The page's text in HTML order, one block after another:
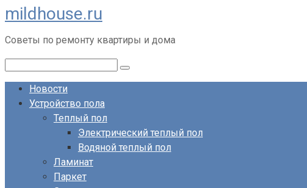
Перейти
к
контенту
mildhouse.ru
Советы по ремонту квартиры и дома
Новости
Устройство пола
Теплый пол
Электрический теплый пол
Водяной теплый пол
Ламинат
Паркет